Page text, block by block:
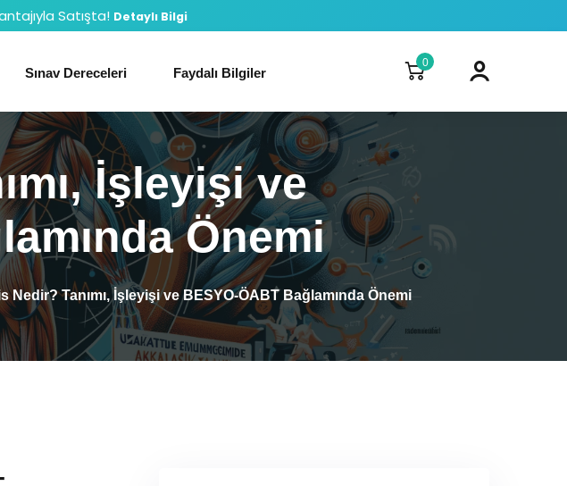
Satışta! Detaylı Bilgi
Sınav Dereceleri Faydalı Bilgiler
0
İşleyişi ve
Önemi
Nedir? Tanımı, İşleyişi ve BESYO-ÖABT Bağlamında Önemi